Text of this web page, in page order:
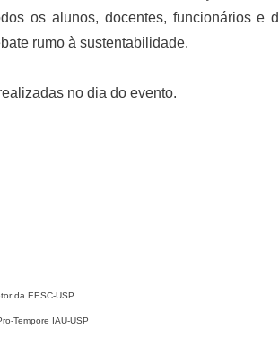
os alunos, docentes, funcionários e
rumo à sustentabilidade.
no dia do evento.
da EESC-USP
Tempore IAU-USP